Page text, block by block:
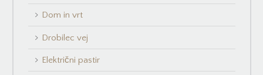
Dom in vrt
Drobilec vej
Električni pastir